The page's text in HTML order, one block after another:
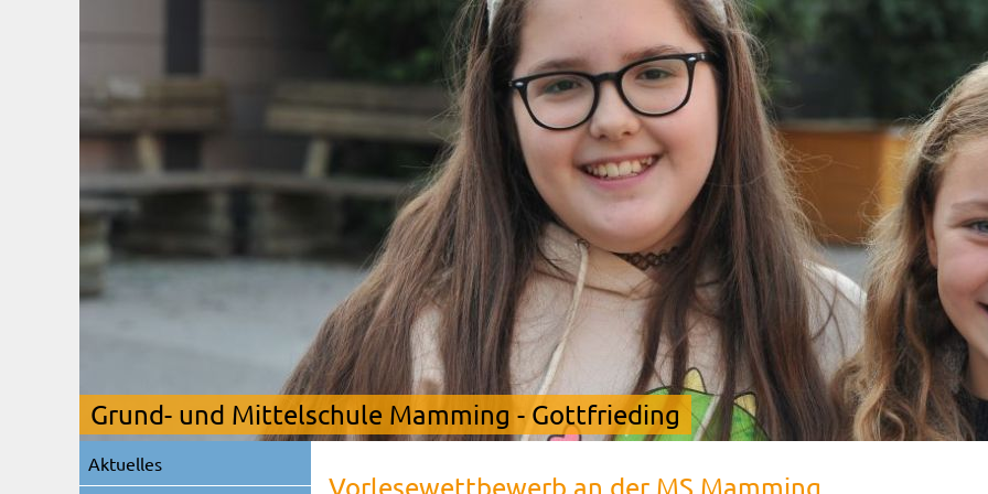
Grund- und Mittelschule Mamming - Gottfrieding
Vorlesewettbewerb an der MS Mamming
Navigation
überspringen
Aktuelles